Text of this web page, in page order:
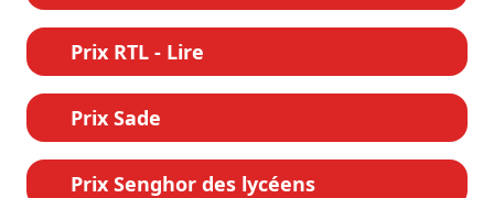
Prix RTL - Lire
Prix Sade
Prix Senghor des lycéens